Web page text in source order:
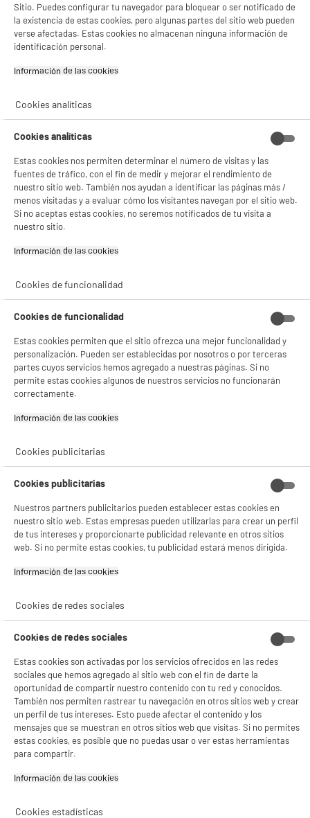
DEPOT
Con el fin de mejorar tu experiencia, y tras tu consentimiento, ELECTRO DEPOT
y sus socios utilizan cookies que procesan tus datos personales para:
- facilitar el intercambio de contenido en las redes sociales
- analizar el tráfico en nuestro sitio web Consulta la política de cookies.
Consulta la política de cookies..
Si aceptas, la experiencia será aún mejor. Si no acepta, se utilizarán cookies
estadísticas anónimas basadas en tu navegación. Puedes oponerte a su uso
¡Buena visita!
Sitio. Puedes configurar tu navegador para bloquear o ser notificado de
la existencia de estas cookies, pero algunas partes del sitio web pueden
verse afectadas. Estas cookies no almacenan ninguna información de
identificación personal.
Información de las cookies‎
Cookies analíticas
Cookies analíticas
Estas cookies nos permiten determinar el número de visitas y las
fuentes de tráfico, con el fin de medir y mejorar el rendimiento de
nuestro sitio web. También nos ayudan a identificar las páginas más /
menos visitadas y a evaluar cómo los visitantes navegan por el sitio web.
Si no aceptas estas cookies, no seremos notificados de tu visita a
nuestro sitio.
Información de las cookies‎
Cookies de funcionalidad
Cookies de funcionalidad
Estas cookies permiten que el sitio ofrezca una mejor funcionalidad y
personalización. Pueden ser establecidas por nosotros o por terceras
partes cuyos servicios hemos agregado a nuestras páginas. Si no
permite estas cookies algunos de nuestros servicios no funcionarán
correctamente.
Información de las cookies‎
Cookies publicitarias
Cookies publicitarias
Nuestros partners publicitarios pueden establecer estas cookies en
nuestro sitio web. Estas empresas pueden utilizarlas para crear un perfil
de tus intereses y proporcionarte publicidad relevante en otros sitios
web. Si no permite estas cookies, tu publicidad estará menos dirigida.
Información de las cookies‎
Cookies de redes sociales
Cookies de redes sociales
Estas cookies son activadas por los servicios ofrecidos en las redes
sociales que hemos agregado al sitio web con el fin de darte la
oportunidad de compartir nuestro contenido con tu red y conocidos.
También nos permiten rastrear tu navegación en otros sitios web y crear
un perfil de tus intereses. Esto puede afectar el contenido y los
mensajes que se muestran en otros sitios web que visitas. Si no permites
estas cookies, es posible que no puedas usar o ver estas herramientas
para compartir.
Información de las cookies‎
Cookies estadísticas